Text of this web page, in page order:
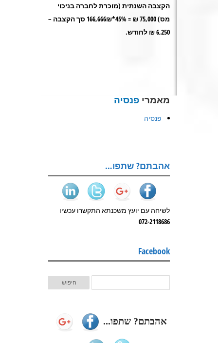
הקצבה השנתית (מוכרת לחברה בניכוי
מס) 75,000 ₪ = 45%*166,666₪ סך הקצבה –
6,250 ₪ לחודש
.
מאמרי פנסיה
פנסיה
אהבתם? שתפו…
לשיחה עם יועץ משכנתא התקשרו עכשיו
072-2118686
Facebook
אהבתם? שתפו...